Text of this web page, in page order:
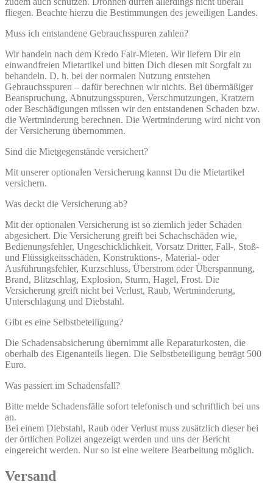
fliegen. Beachte hierzu die Bestimmungen des jeweiligen Landes.
Muss ich entstandene Gebrauchsspuren zahlen?
Wir handeln nach dem Kredo Fair-Mieten. Wir liefern Dir ein
einwandfreien Mietartikel und bitten Dich diesen mit Sorgfalt zu
behandeln. D. h. bei der normalen Nutzung entstehen
Gebrauchsspuren – dafür berechnen wir nichts. Bei übermäßiger
Beanspruchung, Abnutzungsspuren, Verschmutzungen, Kratzern
oder Beschädigungen müssen wir den entstandenen Schaden bzw.
die Wertminderung berechnen. Die Wertminderung wird nicht von
der Versicherung übernommen.
Sind die Mietgegenstände versichert?
Mit unserer optionalen Versicherung kannst Du die Mietartikel
versichern.
Was deckt die Versicherung ab?
Mit der optionalen Versicherung ist so ziemlich jeder Schaden
abgesichert. Die Versicherung greift bei Schachschäden wie,
Bedienungsfehler, Ungeschicklichkeit, Vorsatz Dritter, Fall-, Stoß-
und Flüssigkeitsschäden, Konstruktions-, Material- oder
Ausführungsfehler, Kurzschluss, Überstrom oder Überspannung,
Brand, Blitzschlag, Explosion, Sturm, Hagel, Frost. Die
Versicherung greift nicht bei Verlust, Raub, Wertminderung,
Unterschlagung und Diebstahl.
Gibt es eine Selbstbeteiligung?
Die Schadensabsicherung übernimmt alle Reparaturkosten, die
oberhalb des Eigenanteils liegen. Die Selbstbeteiligung beträgt 500
Euro.
Was passiert im Schadensfall?
Bitte melde Schadensfälle sofort telefonisch und schriftlich bei uns
an.
Bei einem Diebstahl, Raub oder Verlust muss zusätzlich dieser bei
der örtlichen Polizei angezeigt werden und uns der Bericht
eingereicht werden. Nur so ist eine weitere Bearbeitung möglich.
Versand